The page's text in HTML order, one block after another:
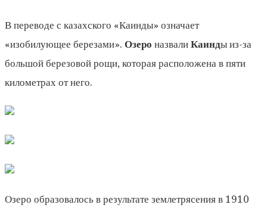
В переводе с казахского «Каинды» означает
«изобилующее березами». Озеро назвали Каинды из-за
большой березовой рощи, которая расположена в пяти
километрах от него.
Озеро образовалось в результате землетрясения в 1910